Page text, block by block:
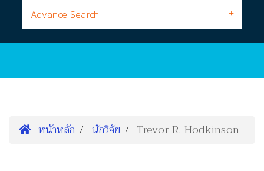
Advance Search
หน้าหลัก นักวิจัย Trevor R. Hodkinson